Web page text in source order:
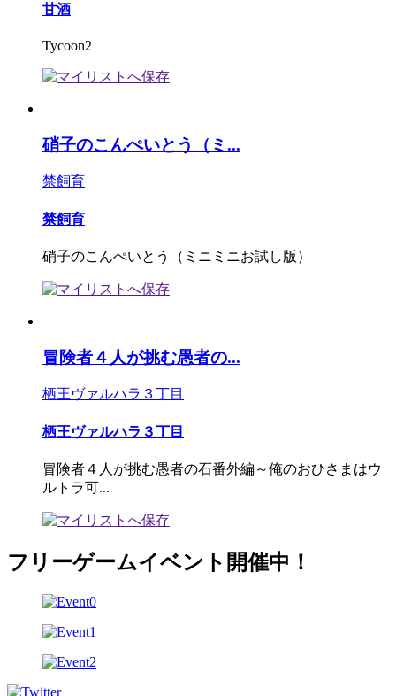
甘酒
Tycoon2
硝子のこんぺいとう（ミ...
禁飼育
禁飼育
硝子のこんぺいとう（ミニミニお試し版）
冒険者４人が挑む愚者の...
栖王ヴァルハラ３丁目
栖王ヴァルハラ３丁目
冒険者４人が挑む愚者の石番外編～俺のおひさまはウ
ルトラ可...
フリーゲームイベント開催中！